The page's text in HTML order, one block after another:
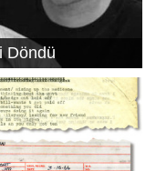
Döndü